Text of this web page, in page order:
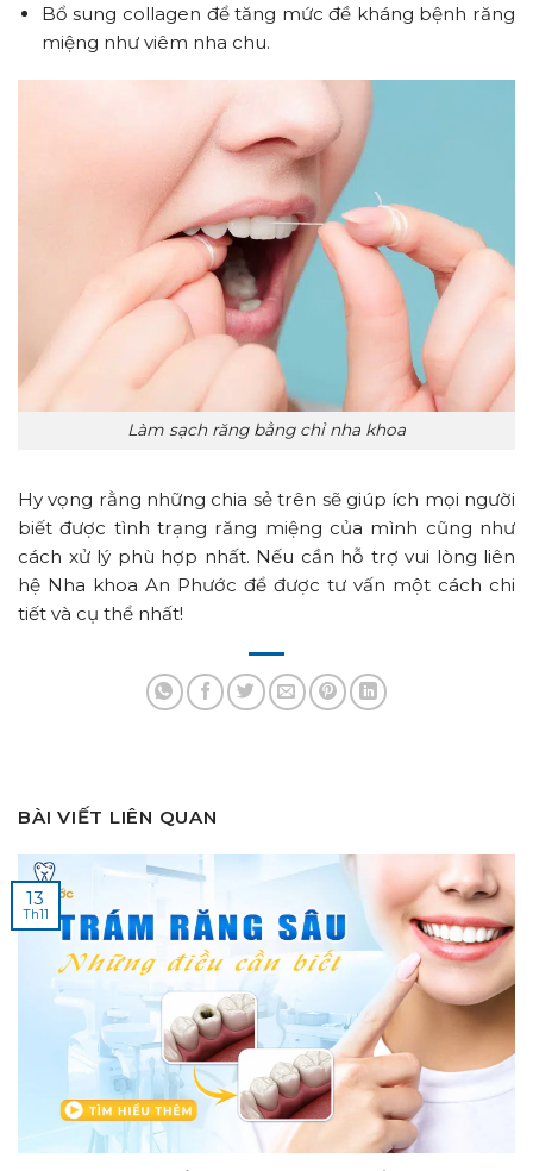
Bổ sung collagen để tăng mức đề kháng bệnh răng
miệng như viêm nha chu.
Làm sạch răng bằng chỉ nha khoa
Hy vọng rằng những chia sẻ trên sẽ giúp ích mọi người
biết được tình trạng răng miệng của mình cũng như
cách xử lý phù hợp nhất. Nếu cần hỗ trợ vui lòng liên
hệ Nha khoa An Phước để được tư vấn một cách chi
tiết và cụ thể nhất!
BÀI VIẾT LIÊN QUAN
13
Th11